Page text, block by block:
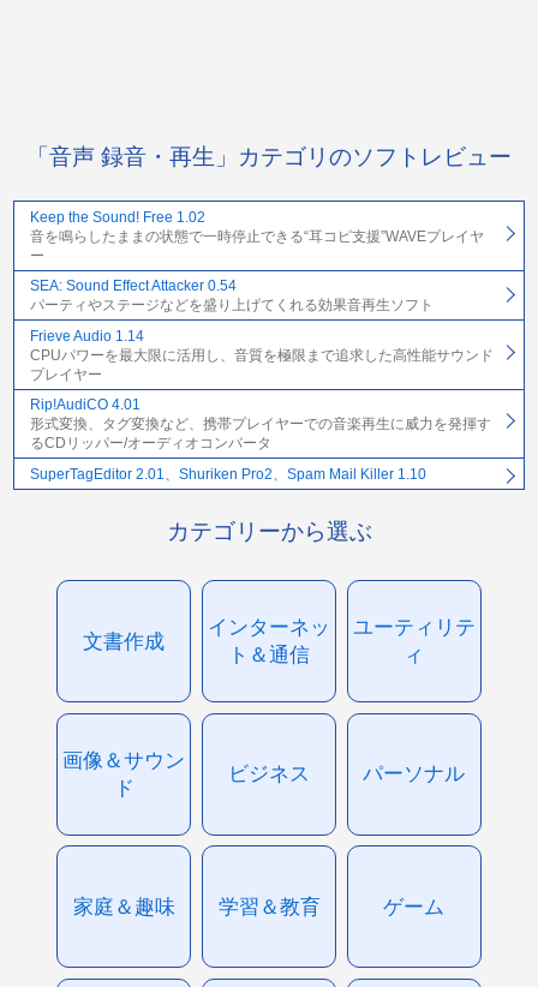
「音声 録音・再生」カテゴリのソフトレビュー
Keep the Sound! Free 1.02
音を鳴らしたままの状態で一時停止できる“耳コピ支援”WAVEプレイヤ
ー
SEA: Sound Effect Attacker 0.54
パーティやステージなどを盛り上げてくれる効果音再生ソフト
Frieve Audio 1.14
CPUパワーを最大限に活用し、音質を極限まで追求した高性能サウンド
プレイヤー
Rip!AudiCO 4.01
形式変換、タグ変換など、携帯プレイヤーでの音楽再生に威力を発揮す
るCDリッパー/オーディオコンバータ
SuperTagEditor 2.01、Shuriken Pro2、Spam Mail Killer 1.10
カテゴリーから選ぶ
文書作成
インターネッ
ト＆通信
ユーティリテ
ィ
画像＆サウン
ド
ビジネス パーソナル
家庭＆趣味 学習＆教育 ゲーム